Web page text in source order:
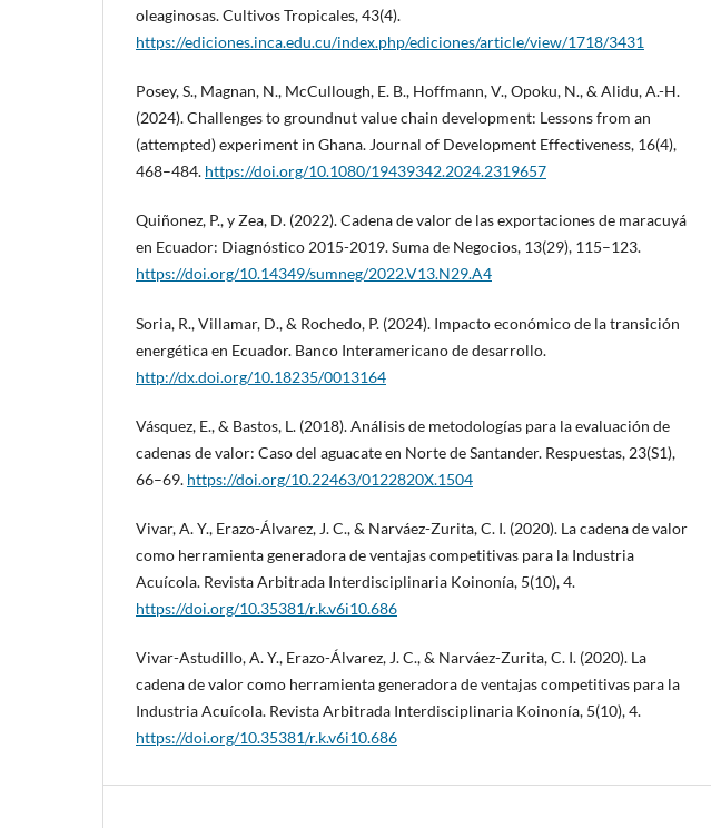
oleaginosas. Cultivos Tropicales, 43(4).
https://ediciones.inca.edu.cu/index.php/ediciones/article/view/1718/3431
Posey, S., Magnan, N., McCullough, E. B., Hoffmann, V., Opoku, N., & Alidu, A.-H.
(2024). Challenges to groundnut value chain development: Lessons from an
(attempted) experiment in Ghana. Journal of Development Effectiveness, 16(4),
468–484. https://doi.org/10.1080/19439342.2024.2319657
Quiñonez, P., y Zea, D. (2022). Cadena de valor de las exportaciones de maracuyá
en Ecuador: Diagnóstico 2015-2019. Suma de Negocios, 13(29), 115–123.
https://doi.org/10.14349/sumneg/2022.V13.N29.A4
Soria, R., Villamar, D., & Rochedo, P. (2024). Impacto económico de la transición
energética en Ecuador. Banco Interamericano de desarrollo.
http://dx.doi.org/10.18235/0013164
Vásquez, E., & Bastos, L. (2018). Análisis de metodologías para la evaluación de
cadenas de valor: Caso del aguacate en Norte de Santander. Respuestas, 23(S1),
66–69. https://doi.org/10.22463/0122820X.1504
Vivar, A. Y., Erazo-Álvarez, J. C., & Narváez-Zurita, C. I. (2020). La cadena de valor
como herramienta generadora de ventajas competitivas para la Industria
Acuícola. Revista Arbitrada Interdisciplinaria Koinonía, 5(10), 4.
https://doi.org/10.35381/r.k.v6i10.686
Vivar-Astudillo, A. Y., Erazo-Álvarez, J. C., & Narváez-Zurita, C. I. (2020). La
cadena de valor como herramienta generadora de ventajas competitivas para la
Industria Acuícola. Revista Arbitrada Interdisciplinaria Koinonía, 5(10), 4.
https://doi.org/10.35381/r.k.v6i10.686